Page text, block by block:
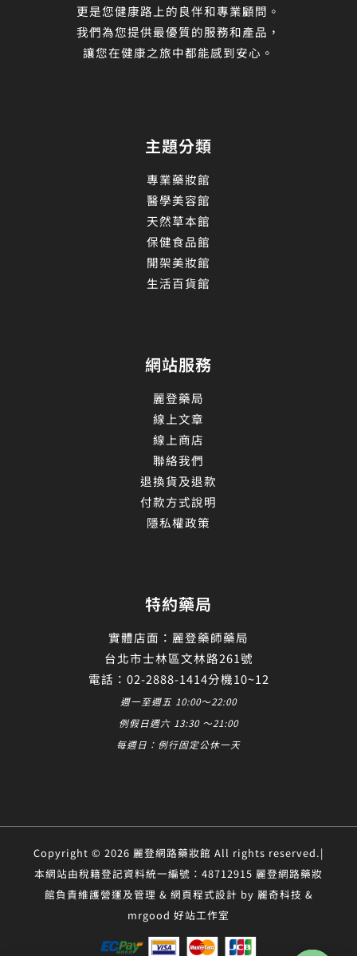
更是您健康路上的良伴和專業顧問。
我們為您提供最優質的服務和產品，
讓您在健康之旅中都能感到安心。
主題分類
專業藥妝館
醫學美容館
天然草本館
保健食品館
開架美妝館
生活百貨館
網站服務
麗登藥局
線上文章
線上商店
聯絡我們
退換貨及退款
付款方式說明
隱私權政策
特約藥局
實體店面：麗登藥師藥局
台北市士林區文林路261號
電話：02-2888-1414分機10~12
週一至週五 10:00～22:00
例假日週六 13:30 ～21:00
每週日：例行固定公休一天
Copyright © 2026 麗登網路藥妝館 All rights reserved.|
本網站由稅籍登記資料統一編號：48712915 麗登網路藥妝
館負責維護營運及管理 & 網頁程式設計 by 麗奇科技 &
mrgood 好站工作室